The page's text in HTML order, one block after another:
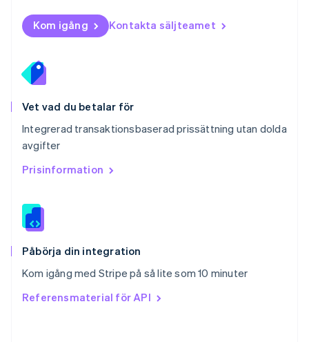
Kom igång Kontakta säljteamet
Vet vad du betalar för
Integrerad transaktionsbaserad prissättning utan dolda
avgifter
Prisinformation
Påbörja din integration
Kom igång med Stripe på så lite som 10 minuter
Referensmaterial för API
Português English
Rumänien
Schweiz
Deutsch
English简体中文
English
Slovenien
English Italiano
Storbritannien
Sverige
SvenskaEnglish
ไทยEnglish
English